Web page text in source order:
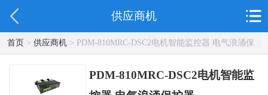
供应商机
首页> 供应商机> PDM-810MRC-DSC2电机智能监控器 电气浪涌保
护器
PDM-810MRC-DSC2电机智能监